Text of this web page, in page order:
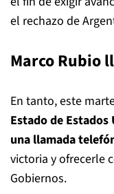
el rechazo de
Marco Rubio
En tanto, este
Estado de
una llamada
victoria y ofrecerle
Gobiernos.